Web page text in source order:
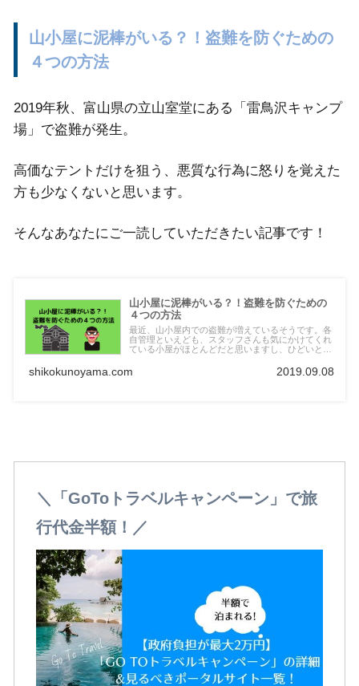
山小屋に泥棒がいる？！盗難を防ぐための
４つの方法
2019年秋、富山県の立山室堂にある「雷鳥沢キャンプ
場」で盗難が発生。
高価なテントだけを狙う、悪質な行為に怒りを覚えた
方も少なくないと思います。
そんなあなたにご一読していただきたい記事です！
山小屋に泥棒がいる？！盗難を防ぐための
４つの方法
最近、山小屋内での盗難が増えているそうです。各
自管理といえども、スタッフさんも気にかけてくれ
ている小屋がほとんどだと思いますし、ひどいとき
バイト経験のある私が、盗難を防ぐ4つの方法をお
伝えしていきます。
shikokunoyama.com 2019.09.08
＼「GoToトラベルキャンペーン」で旅
行代金半額！／